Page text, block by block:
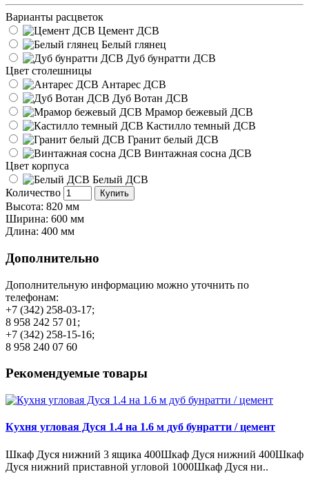
Варианты расцветок
Цемент ДСВ
Белый глянец
Дуб бунратти ДСВ
Цвет столешницы
Антарес ДСВ
Дуб Вотан ДСВ
Мрамор бежевый ДСВ
Кастилло темный ДСВ
Гранит белый ДСВ
Винтажная сосна ДСВ
Цвет корпуса
Белый ДСВ
Количество
Купить
Высота: 820 мм
Ширина: 600 мм
Длина: 400 мм
Дополнительно
Дополнительную информацию можно уточнить по
телефонам:
+7 (342) 258-03-17;
8 958 242 57 01;
+7 (342) 258-15-16;
8 958 240 07 60
Рекомендуемые товары
Кухня угловая Дуся 1.4 на 1.6 м дуб бунратти / цемент
Шкаф Дуся нижний 3 ящика 400Шкаф Дуся нижний 400Шкаф
Дуся нижний приставной угловой 1000Шкаф Дуся ни..